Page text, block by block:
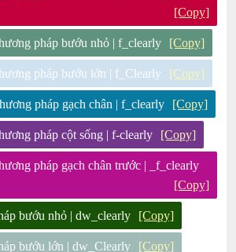
[Copy]
pháp bướu nhỏ | f_clearly [Copy]
pháp bướu lớn | f_Clearly [Copy]
pháp gạch chân | f_clearly [Copy]
pháp cột sống | f-clearly [Copy]
pháp gạch chân trước | _f_clearly
[Copy]
bướu nhỏ | dw_clearly [Copy]
bướu lớn | dw_Clearly [Copy]